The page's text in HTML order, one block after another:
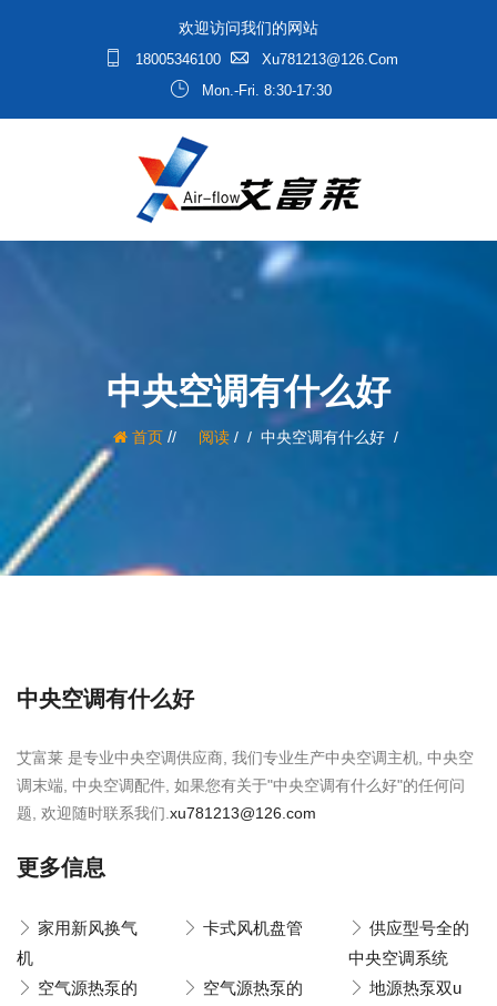
欢迎访问我们的网站
18005346100
Xu781213@126.com
Mon.-Fri. 8:30-17:30
中央空调有什么好
首页/ 阅读/ 中央空调有什么好
中央空调有什么好
艾富莱 是专业中央空调供应商, 我们专业生产中央空调主机, 中央空
调末端, 中央空调配件, 如果您有关于"中央空调有什么好"的任何问
题, 欢迎随时联系我们. xu781213@126.com
更多信息
家用新风换气
机
卡式风机盘管
供应型号全的
中央空调系统
空气源热泵的
空气源热泵的
地源热泵双u